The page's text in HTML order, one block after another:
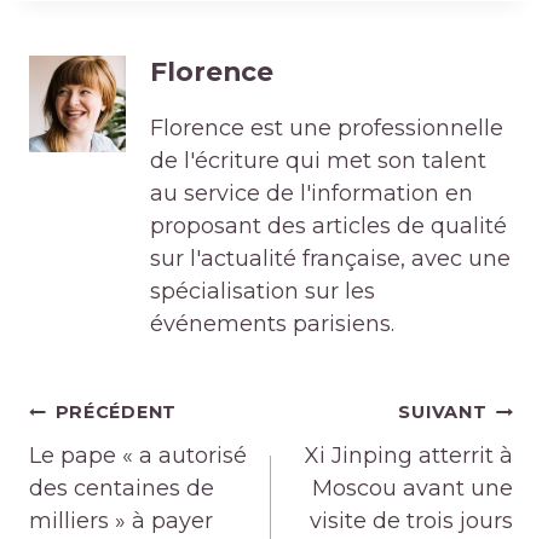
Florence
Florence est une professionnelle
de l'écriture qui met son talent
au service de l'information en
proposant des articles de qualité
sur l'actualité française, avec une
spécialisation sur les
événements parisiens.
Navigation
de
l’article
PRÉCÉDENT
Le pape « a autorisé
des centaines de
milliers » à payer
SUIVANT
Xi Jinping atterrit à
Moscou avant une
visite de trois jours